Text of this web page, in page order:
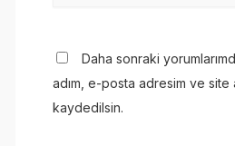
Daha sonraki
adım, e-posta adresim ve site
kaydedilsin.